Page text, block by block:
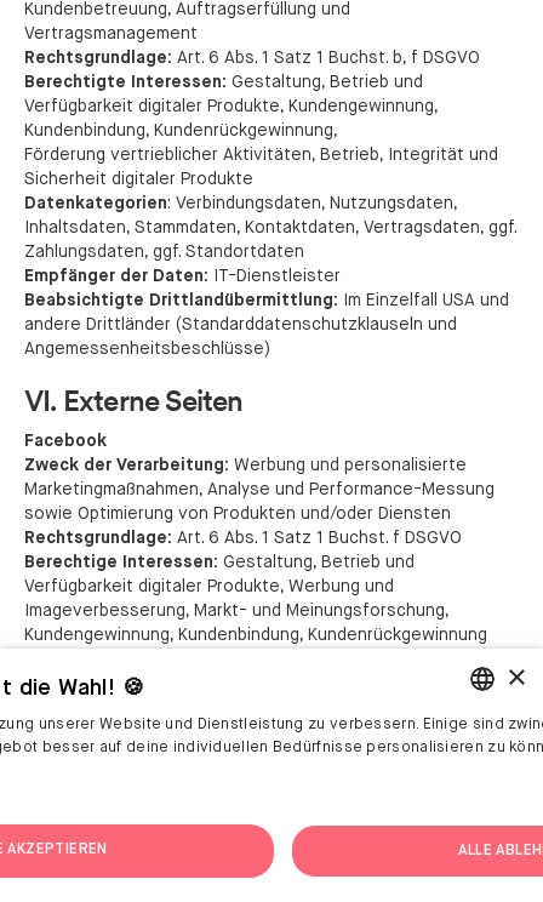
Kundenbetreuung, Auftragserfüllung und
Vertragsmanagement
Rechtsgrundlage: Art. 6 Abs. 1 Satz 1 Buchst. b, f DSGVO
Berechtigte Interessen: Gestaltung, Betrieb und
Verfügbarkeit digitaler Produkte, Kundengewinnung,
Kundenbindung, Kundenrückgewinnung,
Förderung vertrieblicher Aktivitäten, Betrieb, Integrität und
Sicherheit digitaler Produkte
Datenkategorien: Verbindungsdaten, Nutzungsdaten,
Inhaltsdaten, Stammdaten, Kontaktdaten, Vertragsdaten, ggf.
Zahlungsdaten, ggf. Standortdaten
Empfänger der Daten: IT-Dienstleister
Beabsichtigte Drittlandübermittlung:
Im Einzelfall USA und
andere Drittländer (Standarddatenschutzklauseln und
Angemessenheitsbeschlüsse)
VI. Externe Seiten
Facebook
Zweck der Verarbeitung: Werbung und personalisierte
Marketingmaßnahmen, Analyse und Performance-Messung
sowie Optimierung von Produkten und/oder Diensten
Rechtsgrundlage: Art. 6 Abs. 1 Satz 1 Buchst. f DSGVO
Berechtige Interessen: Gestaltung, Betrieb und
Verfügbarkeit digitaler Produkte, Werbung und
Imageverbesserung, Markt- und Meinungsforschung,
Kundengewinnung, Kundenbindung, Kundenrückgewinnung
Nutzungsdaten, Verbindungsdaten und ggf. Standortdaten
Platforms Ireland Limited, 4 Grand Canal Square, Grand Canal
Harbour, Dublin 2, Irland („Meta“)
Angemessenheitsbeschlüsse)
Instagram
Zweck der Verarbeitung:Werbung und personalisierte
ENGLISH
×
die Wahl! 🍪
unserer Website und Dienstleistung zu verbessern. Einige sind
besser auf deine individuellen Bedürfnisse personalisieren zu
AKZEPTIEREN ALLE